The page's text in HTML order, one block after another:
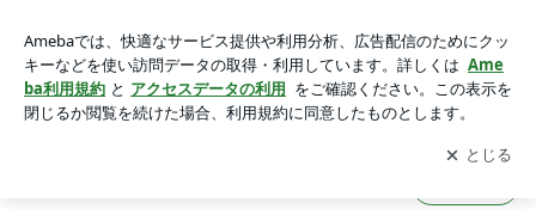
アプリをダウンロードして ブログの更新通知
を受け取りまし
ょう。
開く